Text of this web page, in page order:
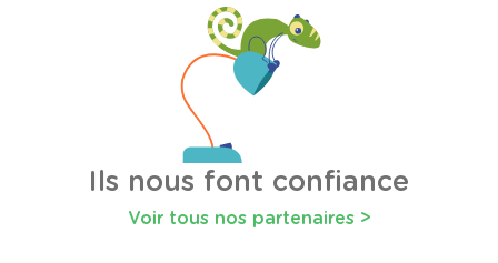
Ils nous font confiance
Voir tous nos partenaires >